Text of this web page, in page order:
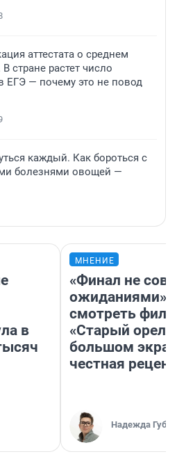
аттестата о среднем
стране растет число
ЕГЭ — почему это не повод
каждый. Как бороться с
болезнями овощей —
в
МНЕНИЕ
«Финал не
ожиданиями»:
смотреть
«Старый орел»
большом
честная
Надежда